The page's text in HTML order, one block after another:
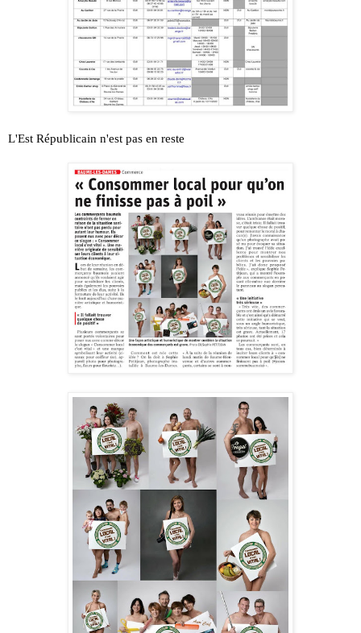
L'Est Républicain n'est pas en reste